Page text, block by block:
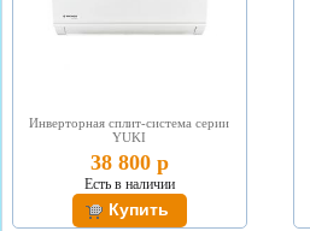
Инверторная сплит-система серии
YUKI
38 800 р
Есть в наличии